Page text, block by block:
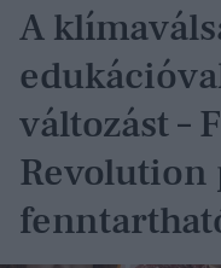
A
változást –
Revolution